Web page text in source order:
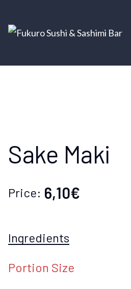
Sake Maki
Price: 6,10€
Ingredients
Portion Size